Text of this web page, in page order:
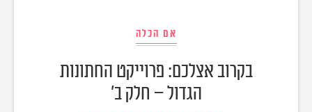
אם הכלה
בקרוב אצלכם: פרוייקט החתונות
הגדול – חלק ב'